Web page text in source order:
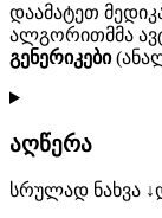
დაამატეთ
ალგორითმმა
გენერიკები
აღწერა
სრულად ნახვა ↓